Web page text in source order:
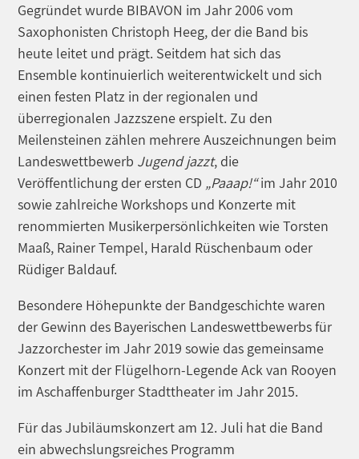
Gegründet wurde BIBAVON im Jahr 2006 vom
Saxophonisten Christoph Heeg, der die Band bis
heute leitet und prägt. Seitdem hat sich das
Ensemble kontinuierlich weiterentwickelt und sich
einen festen Platz in der regionalen und
überregionalen Jazzszene erspielt. Zu den
Meilensteinen zählen mehrere Auszeichnungen beim
Landeswettbewerb Jugend jazzt, die
Veröffentlichung der ersten CD „Paaap!“im Jahr 2010
sowie zahlreiche Workshops und Konzerte mit
renommierten Musikerpersönlichkeiten wie Torsten
Maaß, Rainer Tempel, Harald Rüschenbaum oder
Rüdiger Baldauf.
Besondere Höhepunkte der Bandgeschichte waren
der Gewinn des Bayerischen Landeswettbewerbs für
Jazzorchester im Jahr 2019 sowie das gemeinsame
Konzert mit der Flügelhorn-Legende Ack van Rooyen
im Aschaffenburger Stadttheater im Jahr 2015.
Für das Jubiläumskonzert am 12. Juli hat die Band
ein abwechslungsreiches Programm